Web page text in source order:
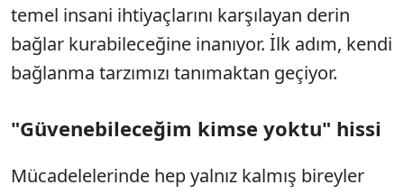
temel insani ihtiyaçlarını karşılayan derin
bağlar kurabileceğine inanıyor. İlk adım, kendi
bağlanma tarzımızı tanımaktan geçiyor.
"Güvenebileceğim kimse yoktu" hissi
Mücadelelerinde hep yalnız kalmış bireyler